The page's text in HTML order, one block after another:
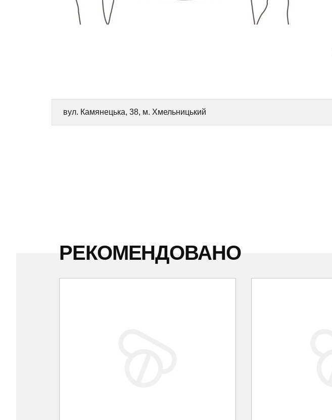
вул. Камянецька, 38, м. Хмельницький
РЕКОМЕНДОВАНО